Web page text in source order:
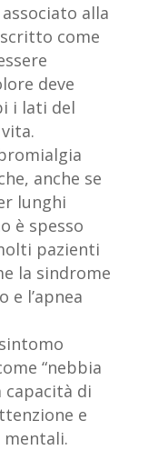
alla
come
deve
i lati del
anche se
lunghi
è spesso
pazienti
la sindrome
e l’apnea
“nebbia
di
e